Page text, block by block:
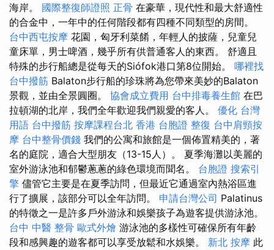
海岸。 國際整復師證照 正骨 在豪華，現代性和最大舒適性
的合金中，一年中的任何階段都有四種不同類型的房間。
台中西屯按摩 花園，匈牙利菜餚，年輕人的披薩，兒童兒
童床單，男士啤酒，幾乎所有供普通客人的東西。 舒適且
特殊的步行船總是從每天的Siófok港口第8位開始。 哪裡找
台中撥筋 Balaton步行船的珍珠將為您帶來美妙的Balaton
景觀，並由全景圓圈。 協會成立費用 台中排毒養生館 在巴
拉頓湖的北岸，我們全年歡迎我們親愛的客人。 優化 台灣
用語 台中撥筋 按摩課程台北 香港 台胞證 整復 台中肩頸按
摩 台中整骨價錢 我們的公寓和旅館是一個佈置精美的，著
名的庭院，適合大型朋友（13-15人）。 夏季海灘以美麗的
室外游泳池和郁鬱蔥蔥的綠色環境而聞名。 台胞證 搜索引
擎 儘管它主要是在夏季訪問，但最近它通過室內熱浴區進
行了擴展，該部分可以全年訪問。 申請台灣公司 Palatinus
的特徵之一是許多戶外游泳和娛樂孩子為遊客提供游泳池。
台中 中醫 整骨 歐式外燴 游泳池的多樣性可確保所有年齡
段和感興趣的遊客都可以享受放鬆和水娛樂。 新北 按摩 此